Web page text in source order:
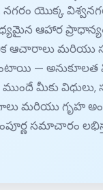
నగరం యొక్క
ఆహార
ఆచారాలు మరియు
— అనుకూలత
ముందే మీకు
మరియు గృహ
సమాచారం